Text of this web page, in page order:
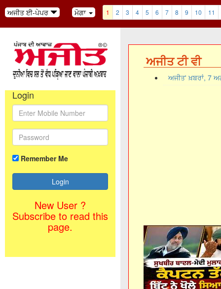
ਅਜੀਤ ਈ-ਪੇਪਰ ਮੋਗਾ 1 2 3 4 5 6 7 8 9 10 11
Login
Remember Me
New User ?
Subscribe to read this
page.
ਅਜੀਤ ਟੀ ਵੀ
ਅਜੀਤ' ਖ਼ਬਰਾਂ, 7